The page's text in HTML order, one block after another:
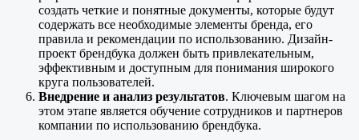
создать четкие и понятные документы, которые будут
содержать все необходимые элементы бренда, его
правила и рекомендации по использованию. Дизайн-
проект брендбука должен быть привлекательным,
эффективным и доступным для понимания широкого
круга пользователей.
Внедрение и анализ результатов. Ключевым шагом на
этом этапе является обучение сотрудников и партнеров
компании по использованию брендбука.